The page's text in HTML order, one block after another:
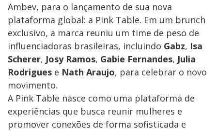
Ambev, para o lançamento de sua nova
plataforma global: a Pink Table. Em um brunch
exclusivo, a marca reuniu um time de peso de
influenciadoras brasileiras, incluindo Gabz, Isa
Scherer, Josy Ramos, Gabie Fernandes, Julia
Rodrigues e Nath Araujo, para celebrar o novo
movimento.
A Pink Table nasce como uma plataforma de
experiências que busca reunir mulheres e
promover conexões de forma sofisticada e